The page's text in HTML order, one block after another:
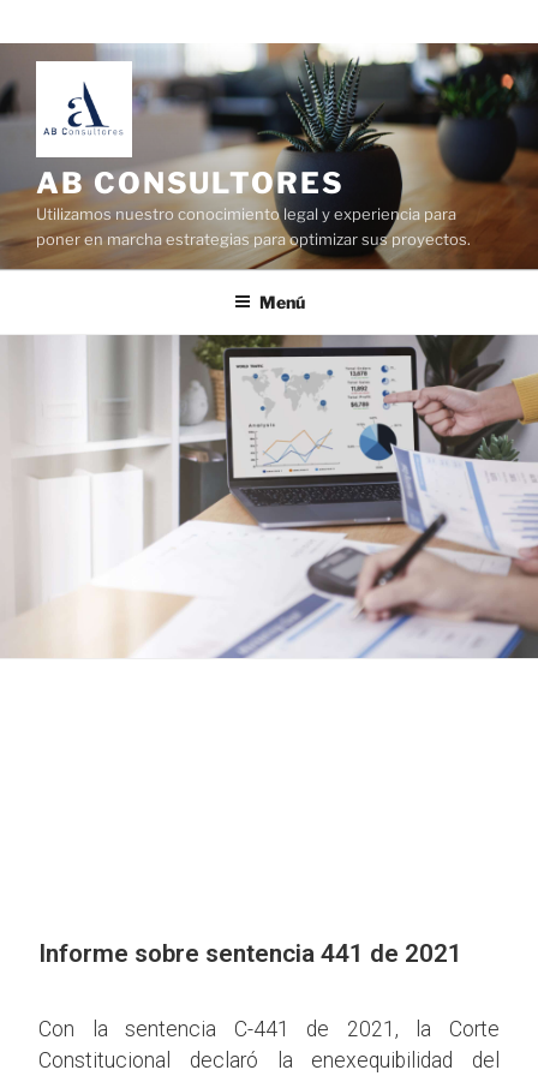
AB CONSULTORES
Utilizamos nuestro conocimiento legal y experiencia para
poner en marcha estrategias para optimizar sus proyectos.
Menú
Informe sobre sentencia 441 de 2021
Con la sentencia C-441 de 2021, la Corte
Constitucional declaró la enexequibilidad del